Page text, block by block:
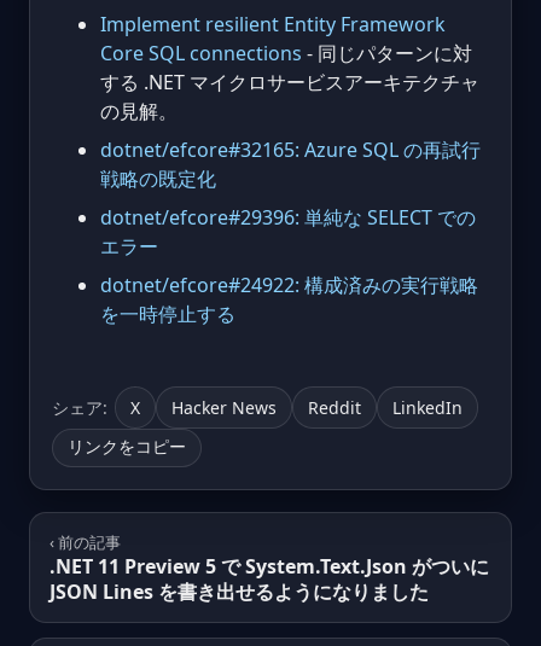
Implement resilient Entity Framework
Core SQL connections - 同じパターンに対
する .NET マイクロサービスアーキテクチャ
の見解。
dotnet/efcore#32165: Azure SQL の再試行
戦略の既定化
dotnet/efcore#29396: 単純な SELECT での
エラー
dotnet/efcore#24922: 構成済みの実行戦略
を一時停止する
シェア: X Hacker News Reddit LinkedIn
リンクをコピー
‹ 前の記事
.NET 11 Preview 5 で System.Text.Json がついに
JSON Lines を書き出せるようになりました